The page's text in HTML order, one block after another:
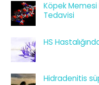
Köpek Memesi
Tedavisi
HS
Hidradenitis